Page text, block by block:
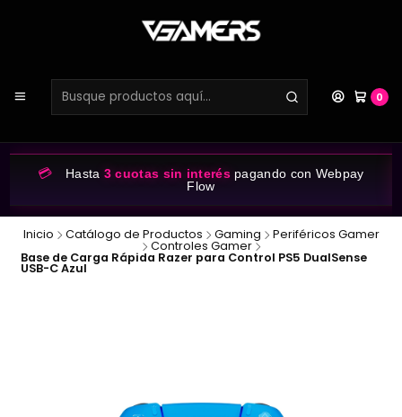
0
💳 Hasta 3 cuotas sin interéspagando con Webpay
Flow
Inicio Catálogo de Productos Gaming Periféricos Gamer
Controles Gamer
Base de Carga Rápida Razer para Control PS5 DualSense
USB-C Azul